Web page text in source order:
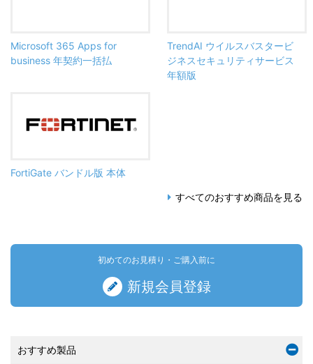
Microsoft 365 Apps for
business 年契約一括払
TrendAI ウイルスバスタービ
ジネスセキュリティサービス
年額版
FortiGate バンドル版 本体
すべてのおすすめ商品を見る
初めてのお見積り・ご購入前に
新規会員登録
おすすめ製品